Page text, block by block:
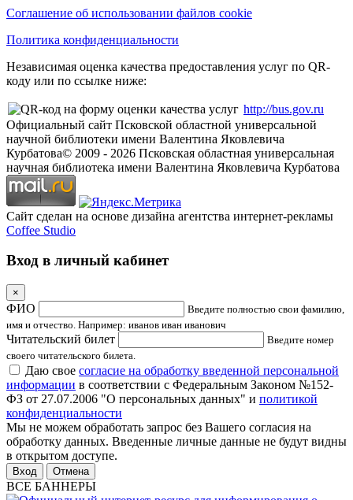
Соглашение об использовании файлов cookie
Политика конфиденциальности
Независимая оценка качества предоставления услуг по QR-
коду или по ссылке ниже:
http://bus.gov.ru
Официальный сайт Псковской областной универсальной
научной библиотеки имени Валентина Яковлевича
Курбатова© 2009 - 2026 Псковская областная универсальная
научная библиотека имени Валентина Яковлевича Курбатова
Сайт сделан на основе дизайна агентства интернет-рекламы
Coffee Studio
Вход в личный кабинет
×
ФИО
Введите полностью свои фамилию,
имя и отчество. Например: иванов иван иванович
Читательский билет
Введите номер
своего читательского билета.
Даю свое согласие на обработку введенной персональной
информации в соответствии с Федеральным Законом №152-
ФЗ от 27.07.2006 "О персональных данных" и политикой
конфиденциальности
Мы не можем обработать запрос без Вашего согласия на
обработку данных. Введенные личные данные не будут видны
в открытом доступе.
Отмена
ВСЕ БАННЕРЫ